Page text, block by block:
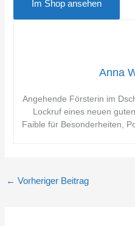
Im Shop ansehen
Anna
Angehende Försterin im
Lockruf eines neuen
Faible für Besonderheiten,
← Vorheriger Beitrag